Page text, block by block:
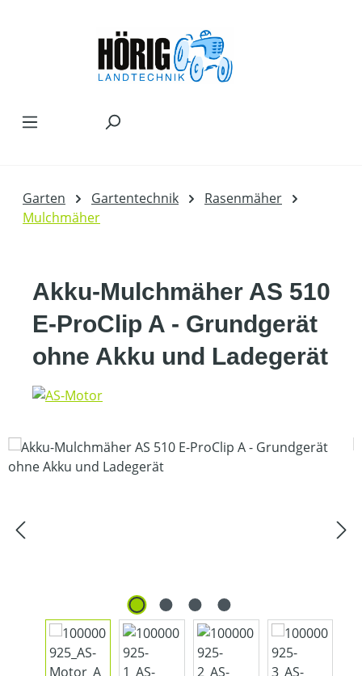
Garten Gartentechnik
Rasenmäher
Mulchmäher
Akku-Mulchmäher AS 510
E-ProClip A - Grundgerät
ohne Akku und Ladegerät
Bildergalerie überspringen